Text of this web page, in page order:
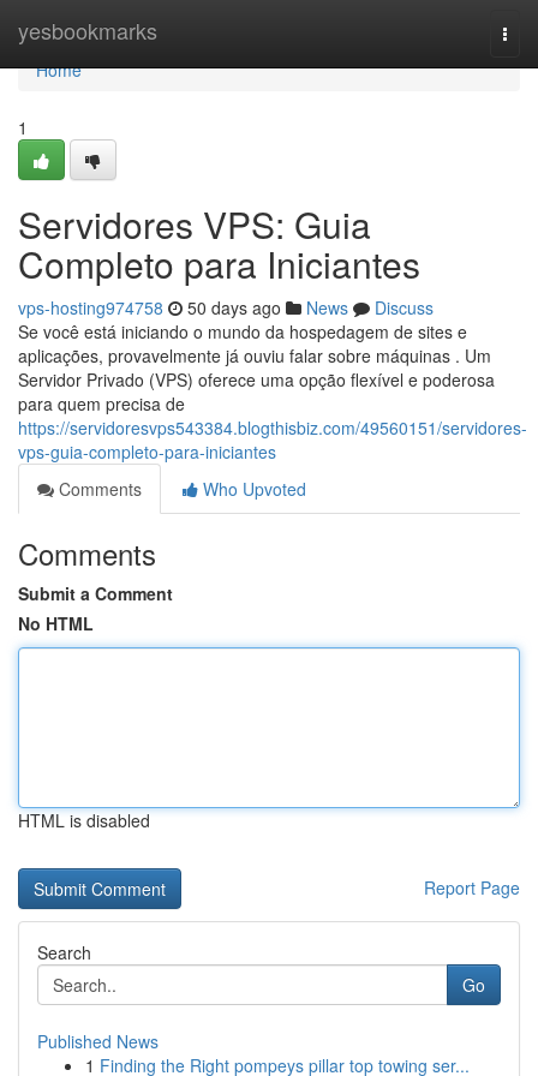
yesbookmarks
Home
Home
1
Servidores VPS: Guia
Completo para Iniciantes
vps-hosting974758 50 days ago News
Discuss
Se você está iniciando o mundo da hospedagem de sites e
aplicações, provavelmente já ouviu falar sobre máquinas . Um
Servidor Privado (VPS) oferece uma opção flexível e poderosa
para quem precisa de
https://servidoresvps543384.blogthisbiz.com/49560151/servidores-
vps-guia-completo-para-iniciantes
Comments
Who Upvoted
Comments
Submit a Comment
No HTML
HTML is disabled
Report Page
Search
Go
Published News
1 Finding the Right pompeys pillar top towing ser...